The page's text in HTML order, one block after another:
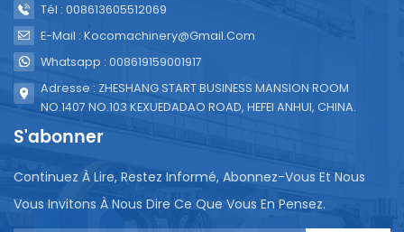
ensachage simple et pratique, 1 500 sacs par heure
– idéal pour les start-ups, les cafés, les marchés de
producteurs ou les distributeurs automatiques
échantillons, quantité minimum de commande 100
000 pièces.
Tél : 008613605512069
E-Mail : Kocomachinery@gmail.com
Whatsapp : 008619159001917
Adresse : ZHESHANG START BUSINESS MANSION ROOM
NO.1407 NO.103 KEXUEDADAO ROAD, HEFEI ANHUI, CHINA.
S'abonner
Continuez À Lire, Restez Informé, Abonnez-Vous Et Nous
Vous Invitons À Nous Dire Ce Que Vous En Pensez.